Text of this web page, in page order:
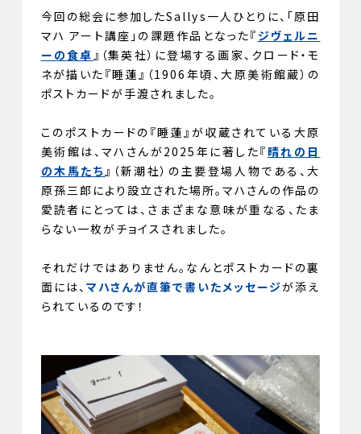
今回の総会に参加したSallys一人ひとりに、「原田
マハ アート講座」の課題作品となった『 ジヴェルニ
ーの食卓』（集英社）に登場する画家、クロード・モ
ネが描いた『睡蓮』（1906年頃、大原美術館蔵）の
ポストカードが手渡されました。
このポストカードの『睡蓮』が収蔵されている大原
美術館は、マハさんが2025年に著した『晴れの日
の木馬たち』（新潮社）の主要登場人物である、大
原孫三郎により設立された場所。マハさんの作品の
愛読者にとっては、さまざまな意味が重なる、たま
らない一枚がチョイスされました。
それだけではありません。なんとポストカードの裏
面には、 マハさんが直筆で書いたメッセージが添え
られているのです！